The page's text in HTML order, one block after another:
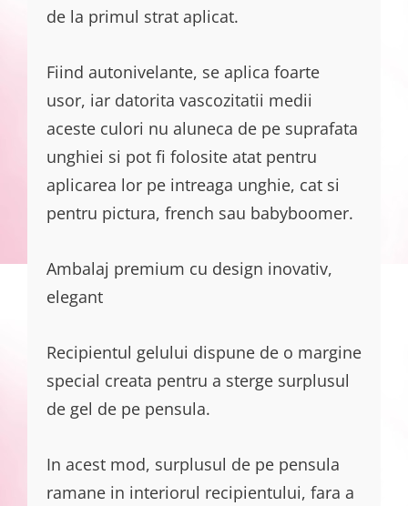
de la primul strat aplicat.
Fiind autonivelante, se aplica foarte
usor, iar datorita vascozitatii medii
aceste culori nu aluneca de pe suprafata
unghiei si pot fi folosite atat pentru
aplicarea lor pe intreaga unghie, cat si
pentru pictura, french sau babyboomer.
Ambalaj premium cu design inovativ,
elegant
Recipientul gelului dispune de o margine
special creata pentru a sterge surplusul
de gel de pe pensula.
In acest mod, surplusul de pe pensula
ramane in interiorul recipientului, fara a